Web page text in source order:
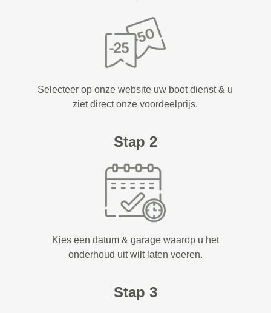
Selecteer op onze website uw boot dienst & u
ziet direct onze voordeelprijs.
Stap 2
Kies een datum & garage waarop u het
onderhoud uit wilt laten voeren.
Stap 3